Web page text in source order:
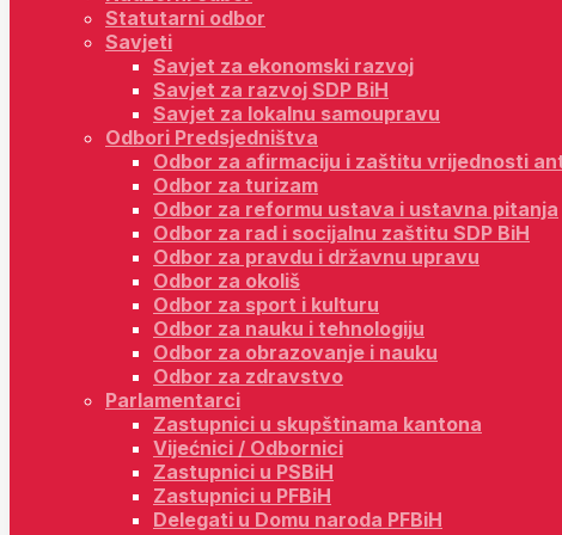
Statutarni odbor
Savjeti
Savjet za ekonomski razvoj
Savjet za razvoj SDP BiH
Savjet za lokalnu samoupravu
Odbori Predsjedništva
Odbor za afirmaciju i zaštitu vrijednosti
Odbor za turizam
Odbor za reformu ustava i ustavna pitanja
Odbor za rad i socijalnu zaštitu SDP BiH
Odbor za pravdu i državnu upravu
Odbor za okoliš
Odbor za sport i kulturu
Odbor za nauku i tehnologiju
Odbor za obrazovanje i nauku
Odbor za zdravstvo
Parlamentarci
Zastupnici u skupštinama kantona
Vijećnici / Odbornici
Zastupnici u PSBiH
Zastupnici u PFBiH
Delegati u Domu naroda PFBiH